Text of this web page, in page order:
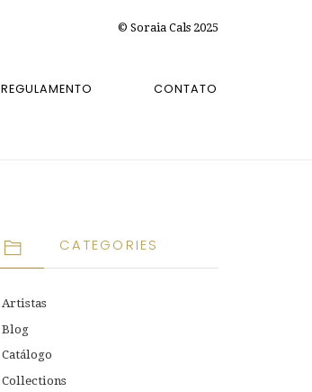
© Soraia Cals 2025
REGULAMENTO CONTATO
CATEGORIES
Artistas
Blog
Catálogo
Collections